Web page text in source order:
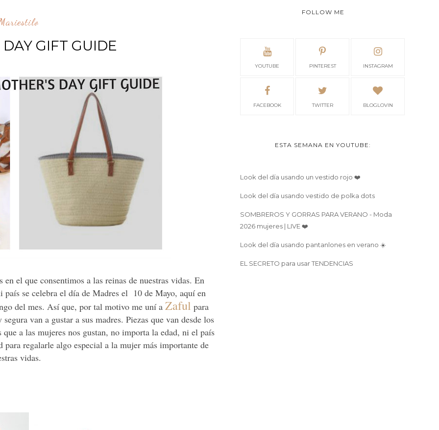
GIFT GUIDE
el que consentimos a las reinas de nuestras vidas. En
país se celebra el día de Madres el 10 de Mayo, aquí en
del mes. Así que, por tal motivo me uní a Zaful para
van a gustar a sus madres. Piezas que van desde los
a las mujeres nos gustan, no importa la edad, ni el país
regalarle algo especial a la mujer más importante de
vidas.
FOLLOW ME
YOUTUBE PINTEREST INSTAGRAM
FACEBOOK TWITTER BLOGLOVIN
ESTA SEMANA EN YOUTUBE:
Look del día usando un vestido rojo ❤️
Look del día usando vestido de polka dots
SOMBREROS Y GORRAS PARA VERANO - Moda
2026 mujeres | LIVE ❤️
Look del día usando pantanlones en verano ☀️
EL SECRETO para usar TENDENCIAS